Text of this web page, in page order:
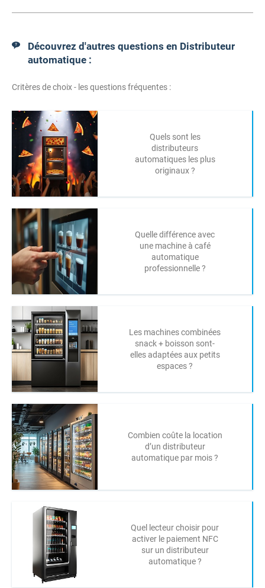
Découvrez d'autres questions en Distributeur
automatique :
Critères de choix - les questions fréquentes :
Quels sont les
distributeurs
automatiques les plus
originaux ?
Quelle différence avec
une machine à café
automatique
professionnelle ?
Les machines combinées
snack + boisson sont-
elles adaptées aux petits
espaces ?
Combien coûte la location
d’un distributeur
automatique par mois ?
Quel lecteur choisir pour
activer le paiement NFC
sur un distributeur
automatique ?